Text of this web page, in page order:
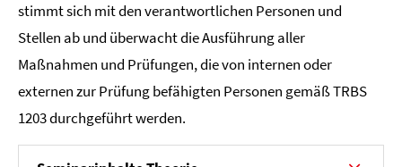
stimmt sich mit den verantwortlichen Personen und
Stellen ab und überwacht die Ausführung aller
Maßnahmen und Prüfungen, die von internen oder
externen zur Prüfung befähigten Personen gemäß TRBS
1203 durchgeführt werden.